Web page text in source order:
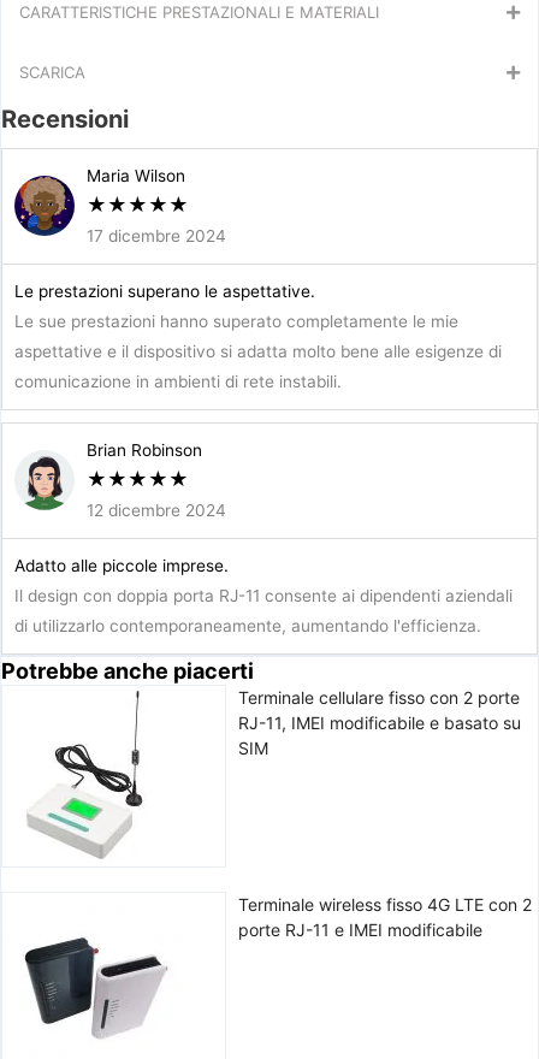
CARATTERISTICHE PRESTAZIONALI E MATERIALI
SCARICA
Recensioni
Maria Wilson
★ ★ ★ ★ ★
17 dicembre 2024
Le prestazioni superano le aspettative.
Le sue prestazioni hanno superato completamente le mie
aspettative e il dispositivo si adatta molto bene alle esigenze di
comunicazione in ambienti di rete instabili.
Brian Robinson
★ ★ ★ ★ ★
12 dicembre 2024
Adatto alle piccole imprese.
Il design con doppia porta RJ-11 consente ai dipendenti aziendali
di utilizzarlo contemporaneamente, aumentando l'efficienza.
Potrebbe anche piacerti
Terminale cellulare fisso con 2 porte
RJ-11, IMEI modificabile e basato su
SIM
Terminale wireless fisso 4G LTE con 2
porte RJ-11 e IMEI modificabile